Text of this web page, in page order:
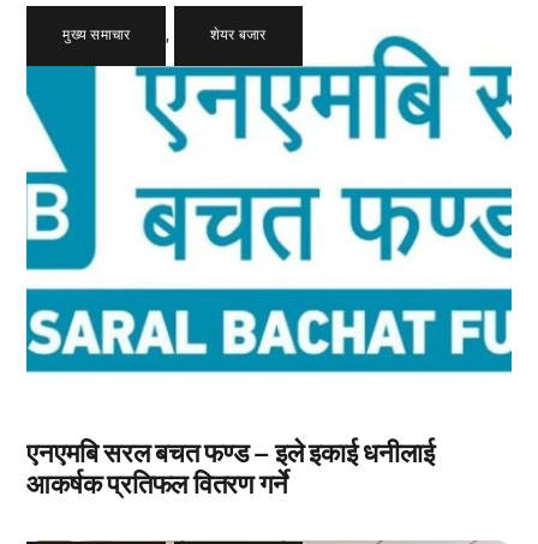
मुख्य समाचार , शेयर बजार
एनएमबि सरल बचत फण्ड – इले इकाई धनीलाई
आकर्षक प्रतिफल वितरण गर्ने